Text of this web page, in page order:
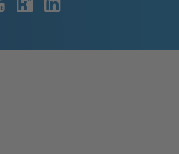
kununulinkedin